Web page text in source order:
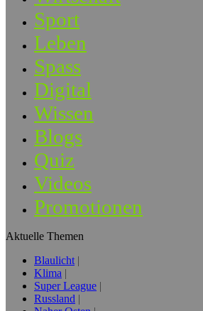
Sport
Leben
Spass
Digital
Wissen
Blogs
Quiz
Videos
Promotionen
Aktuelle Themen
Blaulicht
Klima
Super League
Russland